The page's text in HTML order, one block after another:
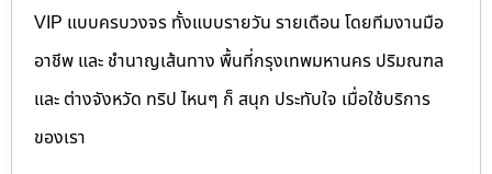
VIP แบบครบวงจร ทั้งแบบรายวัน รายเดือน โดยทีมงานมือ
อาชีพ และ ชำนาญเส้นทาง พื้นที่กรุงเทพมหานคร ปริมณฑล
และ ต่างจังหวัด ทริป ไหนๆ ก็ สนุก ประทับใจ เมื่อใช้บริการ
ของเรา